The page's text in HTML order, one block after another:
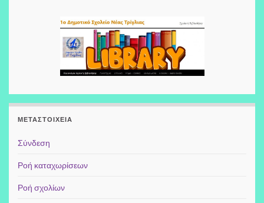
ΜΕΤΑΣΤΟΙΧΕΊΑ
Σύνδεση
Ροή καταχωρίσεων
Ροή σχολίων